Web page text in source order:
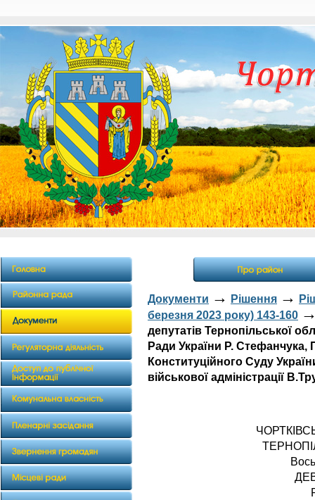
Документи → Рішення →
березня 2023 року) 143-160
депутатів Тернопільської
Ради України Р. Стефанчука,
Конституційного Суду
військової адміністрації